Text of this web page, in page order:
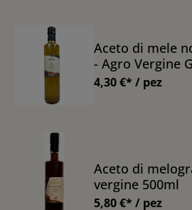
Aceto di mele
- Agro Vergine
500 ml
4,30 €* / pez
Aceto di
vergine 500ml
5,80 €* / pez